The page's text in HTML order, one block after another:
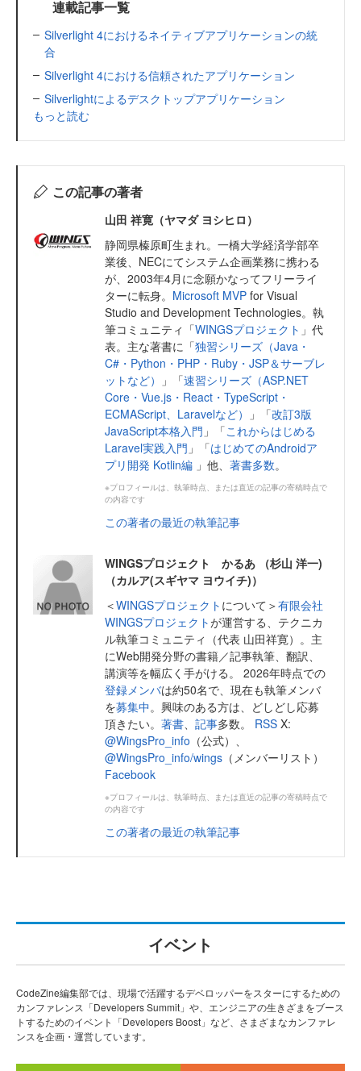
連載記事一覧
Silverlight 4におけるネイティブアプリケーションの統
合
Silverlight 4における信頼されたアプリケーション
Silverlightによるデスクトップアプリケーション
もっと読む
この記事の著者
山田 祥寛（ヤマダ ヨシヒロ）
静岡県榛原町生まれ。一橋大学経済学部卒
業後、NECにてシステム企画業務に携わる
が、2003年4月に念願かなってフリーライ
ターに転身。 Microsoft MVP for Visual
Studio and Development Technologies。執
筆コミュニティ「WINGSプロジェクト 」代
表。主な著書に「独習シリーズ（Java・
C#・Python・PHP・Ruby・JSP＆サーブレ
ットなど）
」「速習シリーズ（ASP.NET
Core・Vue.js・React・TypeScript・
ECMAScript、Laravelなど）
」「改訂3版
JavaScript本格入門 」「これからはじめる
Laravel実践入門 」「はじめてのAndroidア
プリ開発 Kotlin編 」他、 著書多数。
※プロフィールは、執筆時点、または直近の記事の寄稿時点で
の内容です
この著者の最近の執筆記事
WINGSプロジェクト かるあ （杉山 洋一)
（カルア(スギヤマ ヨウイチ)）
＜WINGSプロジェクト について＞有限会社
WINGSプロジェクトが運営する、テクニカ
ル執筆コミュニティ（代表 山田祥寛）。主
にWeb開発分野の書籍／記事執筆、翻訳、
講演等を幅広く手がける。 2026年時点での
登録メンバは約50名で、現在も執筆メンバ
を募集中。興味のある方は、どしどし応募
頂きたい。 著書 記事多数。 RSS X:
@WingsPro_info （公式）、
@WingsPro_info/wings （メンバーリスト）
Facebook
※プロフィールは、執筆時点、または直近の記事の寄稿時点で
の内容です
この著者の最近の執筆記事
イベント
CodeZine編集部では、現場で活躍するデベロッパーをスターにするための
カンファレンス「Developers Summit」や、エンジニアの生きざまをブース
トするためのイベント「Developers Boost」など、さまざまなカンファレ
ンスを企画・運営しています。